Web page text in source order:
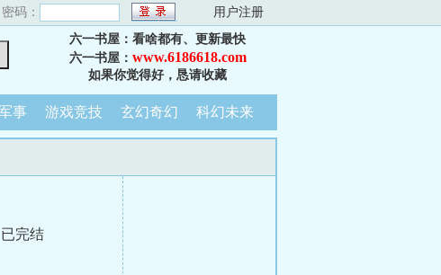
密码： 用户注册
六一书屋：看啥都有、更新最快
六一书屋： www.6186618.com
如果你觉得好，恳请收藏
事 游戏竞技 玄幻奇幻 科幻未来
完结